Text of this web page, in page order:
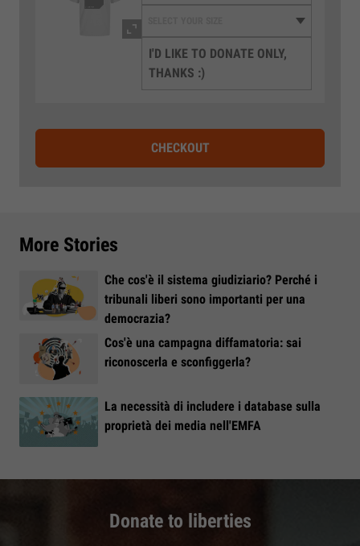
I'D LIKE TO DONATE ONLY,
THANKS :)
CHECKOUT
More Stories
Che cos'è il sistema giudiziario? Perché i
tribunali liberi sono importanti per una
democrazia?
Cos'è una campagna diffamatoria: sai
riconoscerla e sconfiggerla?
La necessità di includere i database sulla
proprietà dei media nell'EMFA
Donate to liberties